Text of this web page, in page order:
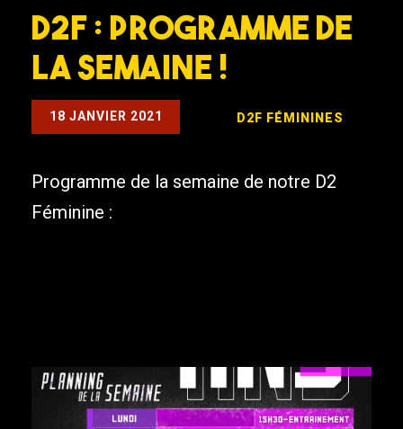
D2F : Programme de
la semaine !
18 JANVIER 2021 D2F FÉMININES
Programme de la semaine de notre D2
Féminine :